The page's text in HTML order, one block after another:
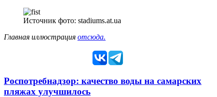
Источник фото: stadiums.at.ua
Главная иллюстрация отсюда.
Роспотребнадзор: качество воды на самарских
пляжах улучшилось